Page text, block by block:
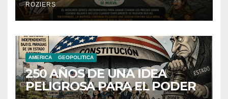
ROZIERS
AMERICA GEOPOLITICA
250 AÑOS DE UNA IDEA
PELIGROSA PARA EL PODER